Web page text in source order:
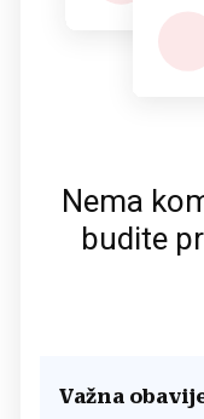
Nema
budite
Važna